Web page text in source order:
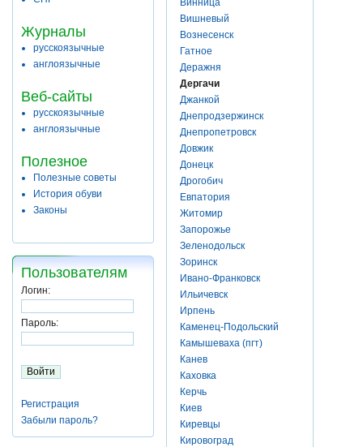
Журналы
русскоязычные
англоязычные
Веб-сайты
русскоязычные
англоязычные
Полезное
Полезные советы
История обуви
Законы
Пользователям
Логин:
Пароль:
Регистрация
Забыли пароль?
Винница
Вишневый
Вознесенск
Гатное
Деражня
Дергачи
Джанкой
Днепродзержинск
Днепропетровск
Довжик
Донецк
Дрогобич
Евпатория
Житомир
Запорожье
Зеленодольск
Зоринск
Ивано-Франковск
Ильичевск
Ирпень
Каменец-Подольский
Камышеваха (пгт)
Канев
Каховка
Керчь
Киев
Киревцы
Кировоград